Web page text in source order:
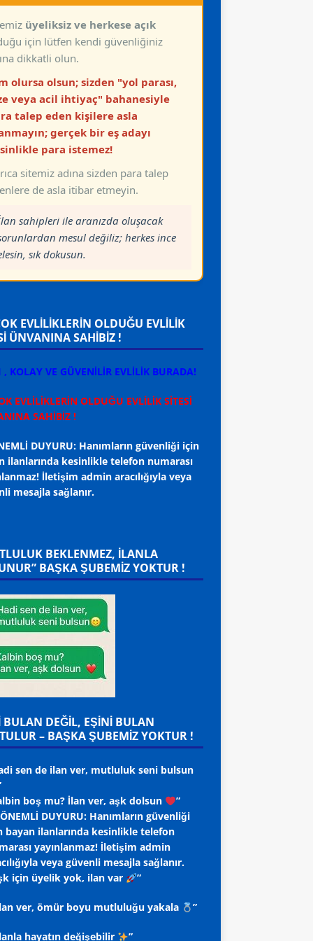
Bey
Etmiş
.>SPONSOR ADAYLAR
Adem Bey 37 Yaş Mali
WhatsApp
91 32
.>SPONSOR ADAYLAR
üyeliksiz ve herkese açık
için lütfen kendi güvenliğiniz
dikkatli olun.
olursa olsun; sizden "yol parası,
veya acil ihtiyaç" bahanesiyle
talep eden kişilere asla
gerçek bir eş adayı
para istemez!
sitemiz adına sizden para talep
de asla itibar etmeyin.
sahipleri ile aranızda oluşacak
mesul değiliz; herkes ince
sık dokusun.
EVLİLİKLERİN OLDUĞU EVLİLİK
ÜNVANINA SAHİBİZ !
, KOLAY VE GÜVENİLİR EVLİLİK BURADA!
EVLİLİKLERİN OLDUĞU EVLİLİK SİTESİ
SAHİBİZ !
DUYURU: Hanımların güvenliği için
ilanlarında kesinlikle telefon numarası
İletişim admin aracılığıyla veya
mesajla sağlanır.
BEKLENMEZ, ILANLA
BAŞKA ŞUBEMİZ YOKTUR !
BULAN DEĞİL, EŞİNİ BULAN
– BAŞKA ŞUBEMİZ YOKTUR !
sen de ilan ver, mutluluk seni bulsun
boş mu? İlan ver, aşk dolsun
”
ÖNEMLİ DUYURU: Hanımların güvenliği
bayan ilanlarında kesinlikle telefon
yayınlanmaz! İletişim admin
veya güvenli mesajla sağlanır.
için üyelik yok, ilan var
”
ver, ömür boyu mutluluğu yakala ”
hayatın değişebilir ”